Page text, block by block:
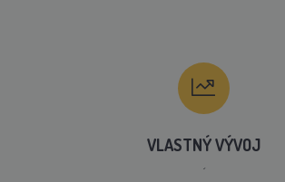
VLASTNÝ VÝVOJ
´